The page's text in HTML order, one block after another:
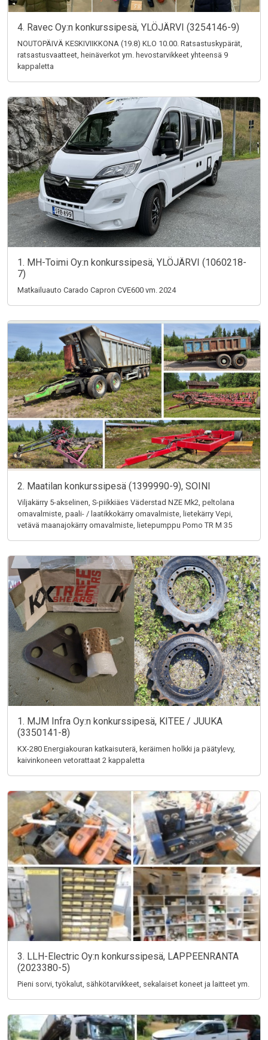
4. Ravec Oy:n konkurssipesä, YLÖJÄRVI (3254146-9)
NOUTOPÄIVÄ KESKIVIIKKONA (19.8) KLO 10.00. Ratsastuskypärät,
ratsastusvaatteet, heinäverkot ym. hevostarvikkeet yhteensä 9
kappaletta
1. MH-Toimi Oy:n konkurssipesä, YLÖJÄRVI (1060218-
7)
Matkailuauto Carado Capron CVE600 vm. 2024
2. Maatilan konkurssipesä (1399990-9), SOINI
Viljakärry 5-akselinen, S-piikkiäes Väderstad NZE Mk2, peltolana
omavalmiste, paali- / laatikkokärry omavalmiste, lietekärry Vepi,
vetävä maanajokärry omavalmiste, lietepumppu Pomo TR M 35
1. MJM Infra Oy:n konkurssipesä, KITEE / JUUKA
(3350141-8)
KX-280 Energiakouran katkaisuterä, keräimen holkki ja päätylevy,
kaivinkoneen vetorattaat 2 kappaletta
3. LLH-Electric Oy:n konkurssipesä, LAPPEENRANTA
(2023380-5)
Pieni sorvi, työkalut, sähkötarvikkeet, sekalaiset koneet ja laitteet ym.